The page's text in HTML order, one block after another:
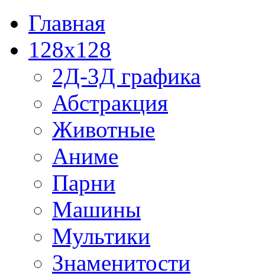
Главная
128x128
2Д-3Д графика
Абстракция
Животные
Аниме
Парни
Машины
Мультики
Знаменитости